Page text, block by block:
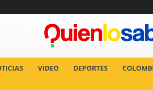
VIDEO DEPORTES